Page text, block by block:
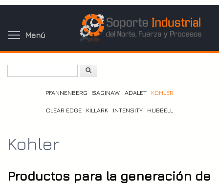
Pasar
contenido
Menú Toggle menu visibility
PFANNENBERG SAGINAW ADALET KOHLER
CLEAR EDGE KILLARK INTENSITY HUBBELL
Kohler
Productos para la generación de